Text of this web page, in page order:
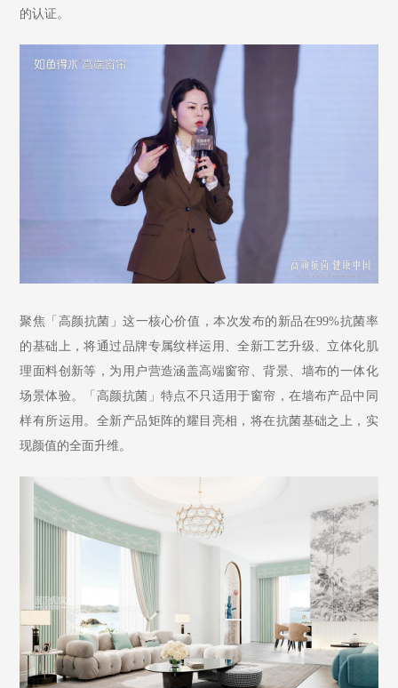
的认证。
聚焦「高颜抗菌」这一核心价值，本次发布的新品在99%抗菌率
的基础上，将通过品牌专属纹样运用、全新工艺升级、立体化肌
理面料创新等，为用户营造涵盖高端窗帘、背景、墙布的一体化
场景体验。「高颜抗菌」特点不只适用于窗帘，在墙布产品中同
样有所运用。全新产品矩阵的耀目亮相，将在抗菌基础之上，实
现颜值的全面升维。